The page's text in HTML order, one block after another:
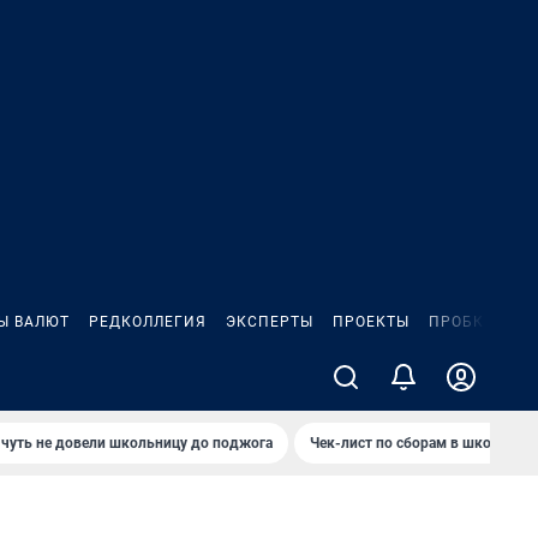
ВАЛЮТ РЕДКОЛЛЕГИЯ ЭКСПЕРТЫ ПРОЕКТЫ ПРОБКИ
не довели школьницу до поджога Чек-лист по сборам в школу в